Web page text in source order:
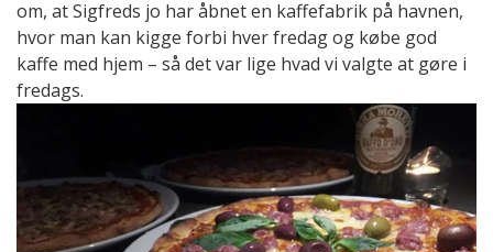
om, at Sigfreds jo har åbnet en kaffefabrik på havnen,
hvor man kan kigge forbi hver fredag og købe god
kaffe med hjem – så det var lige hvad vi valgte at gøre i
fredags.